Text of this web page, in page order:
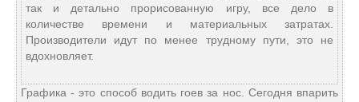
так и детально прорисованную игру, все дело в
количестве времени и материальных затратах.
Производители идут по менее трудному пути, это не
вдохновляет.
Графика - это способ водить гоев за нос. Сегодня впарить